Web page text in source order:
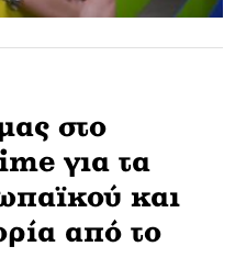
στο
για τα
και
από το